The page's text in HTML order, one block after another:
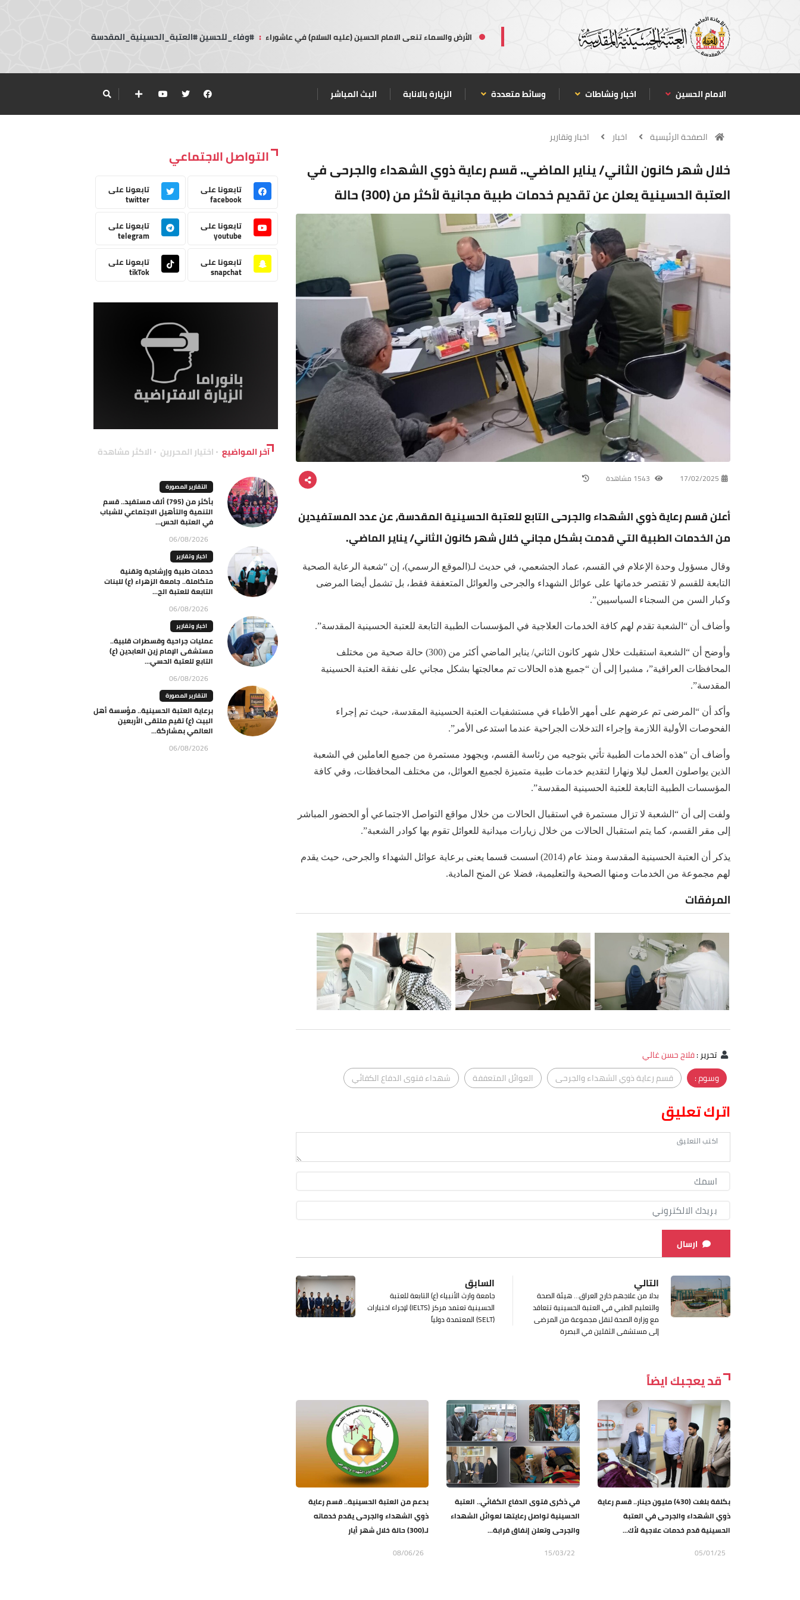
الأرض والسماء تنعى الامام الحسين (عليه السلام) في عاشوراء : #وفاء_للحسين #العتبة_الحسينية_المقدسة
الامام الحسين اخبار ونشاطات وسائط متعددة الزيارة بالانابة البث المباشر
الصفحة الرئيسية اخبار اخبار وتقارير
خلال شهر كانون الثاني/ يناير الماضي.. قسم رعاية ذوي الشهداء والجرحى في
العتبة الحسينية يعلن عن تقديم خدمات طبية مجانية لأكثر من (300) حالة
17/02/2025
أعلن قسم رعاية ذوي الشهداء والجرحى التابع للعتبة الحسينية المقدسة، عن عدد المستفيدين
من الخدمات الطبية التي قدمت بشكل مجاني خلال شهر كانون الثاني/ يناير الماضي.
وقال مسؤول وحدة الإعلام في القسم، عماد الجشعمي، في حديث لـ(الموقع الرسمي)، إن “شعبة الرعاية الصحية
التابعة للقسم لا تقتصر خدماتها على عوائل الشهداء والجرحى والعوائل المتعففة فقط، بل تشمل أيضا المرضى
وكبار السن من السجناء السياسيين”.
وأضاف أن “الشعبة تقدم لهم كافة الخدمات العلاجية في المؤسسات الطبية التابعة للعتبة الحسينية المقدسة”.
وأوضح أن “الشعبة استقبلت خلال شهر كانون الثاني/ يناير الماضي أكثر من (300) حالة صحية من مختلف
المحافظات العراقية”، مشيرا إلى أن “جميع هذه الحالات تم معالجتها بشكل مجاني على نفقة العتبة الحسينية
المقدسة”.
وأكد أن “المرضى تم عرضهم على أمهر الأطباء في مستشفيات العتبة الحسينية المقدسة، حيث تم إجراء
الفحوصات الأولية اللازمة وإجراء التدخلات الجراحية عندما استدعى الأمر”.
وأضاف أن “هذه الخدمات الطبية تأتي بتوجيه من رئاسة القسم، وبجهود مستمرة من جميع العاملين في الشعبة
الذين يواصلون العمل ليلا ونهارا لتقديم خدمات طبية متميزة لجميع العوائل، من مختلف المحافظات، وفي كافة
المؤسسات الطبية التابعة للعتبة الحسينية المقدسة”.
ولفت إلى أن “الشعبة لا تزال مستمرة في استقبال الحالات من خلال مواقع التواصل الاجتماعي أو الحضور المباشر
إلى مقر القسم، كما يتم استقبال الحالات من خلال زيارات ميدانية للعوائل تقوم بها كوادر الشعبة”.
يذكر أن العتبة الحسينية المقدسة ومنذ عام (2014) اسست قسما يعنى برعاية عوائل الشهداء والجرحى، حيث يقدم
لهم مجموعة من الخدمات ومنها الصحية والتعليمية، فضلا عن المنح المادية.
المرفقات
تحرير:فلاح حسن غالي
وسوم :
قسم رعاية ذوي الشهداء والجرحى العوائل المتعففة شهداء فتوى الدفاع الكفائي
اترك تعليق
ارسال
السابق
جامعة وارث الأنبياء (ع) التابعة للعتبة
الحسينية تعتمد مركز (IELTS) لإجراء اختبارات
(SELT) المعتمدة دولياً
التالي
بدلا من علاجهم خارج العراق… هيئة الصحة
والتعليم الطبي في العتبة الحسينية تتعاقد
مع وزارة الصحة لنقل مجموعة من المرضى
إلى مستشفى الثقلين في البصرة
قد يعجبك ايضاً
بكلفة بلغت (430) مليون دينار.. قسم رعاية
ذوي الشهداء والجرحى في العتبة
الحسينية قدم خدمات علاجية لأك...
05/01/25
في ذكرى فتوى الدفاع الكفائي.. العتبة
الحسينية تواصل رعايتها لعوائل الشهداء
والجرحى وتعلن إنفاق قرابة...
15/03/22
بدعم من العتبة الحسينية.. قسم رعاية
ذوي الشهداء والجرحى يقدم خدماته
لـ(300) حالة خلال شهر أيار
08/06/26
التواصل الاجتماعي
تابعونا على
facebook
تابعونا على
twitter
تابعونا على
youtube
تابعونا على
telegram
تابعونا على
snapchat
تابعونا على
tikTok
آخر المواضيع اختيار المحررين الاكثر مشاهدة
التقارير المصورة
بأكثر من (795) ألف مستفيد.. قسم
التنمية والتأهيل الاجتماعي للشباب
في العتبة الحس...
06/08/2026
اخبار وتقارير
خدمات طبية وإرشادية وتقنية
متكاملة.. جامعة الزهراء (ع) للبنات
التابعة للعتبة الح...
06/08/2026
اخبار وتقارير
عمليات جراحية وقسطرات قلبية..
مستشفى الإمام زين العابدين (ع)
التابع للعتبة الحسي...
06/08/2026
التقارير المصورة
برعاية العتبة الحسينية.. مؤسسة أهل
البيت (ع) تقيم ملتقى الأربعين
العالمي بمشاركة...
06/08/2026